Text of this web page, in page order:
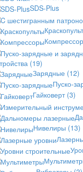
SDS-Plus
(19)
Зарядные (12)
Пуско-
Гайковерт (3)
Нивелиры (13)